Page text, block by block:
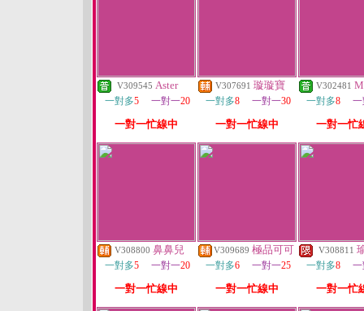
V309545 Aster
一對多5 一對一20
一對一忙線中
V307691 璇璇寶
一對多8 一對一30
一對一忙線中
V302481
一對多8
一對一忙
V308800 鼻鼻兒
一對多5 一對一20
一對一忙線中
V309689 極品可可
一對多6 一對一25
一對一忙線中
V308811
一對多8
一對一忙